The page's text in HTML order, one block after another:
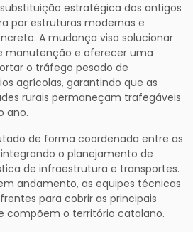
estratégica dos antigos
por estruturas modernas e
A mudança visa solucionar
manutenção e oferecer uma
o tráfego pesado de
agrícolas, garantindo que as
rurais permaneçam trafegáveis
ano.
de forma coordenada entre as
o planejamento de
de infraestrutura e transportes.
andamento, as equipes técnicas
para cobrir as principais
compõem o território catalano.